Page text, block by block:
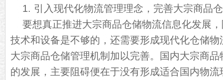
1. 引入现代化物流管理理念，完善大宗商品
要想真正推进大宗商品仓储物流信息化发展
技术和设备是不够的，还需要形成现代化仓储
大宗商品仓储管理机制加以完善。国内大宗商
的发展，主要阻碍便在于没有形成适合国内物